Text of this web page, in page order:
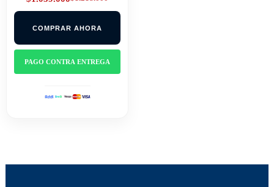
Original
price
$1.218.000.
Current
price
$1.059.000.
COMPRAR AHORA
PAGO CONTRA ENTREGA